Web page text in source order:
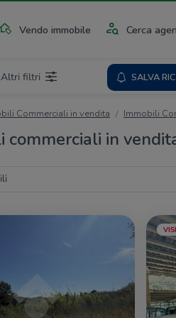
Vendo immobile Cerca
Altri filtri SALVA
Commerciali in vendita Immobili
commerciali in